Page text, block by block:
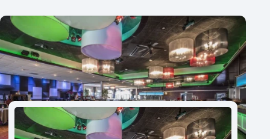
Vraag locatie aan
Locatiegids
Meld locatie aan
Nieuws
Reviews (5⭐️)